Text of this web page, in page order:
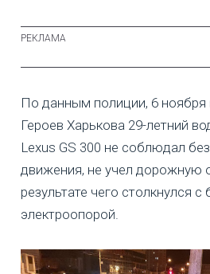
По данным полиции, 6 ноября
Героев Харькова 29-летний
Lexus GS 300 не соблюдал
движения, не учел дорожную
результате чего столкнулся с
электроопорой.